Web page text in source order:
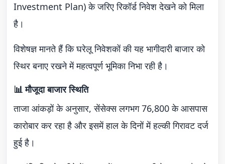
Investment Plan) के जरिए रिकॉर्ड निवेश देखने को मिला
है।
विशेषज्ञ मानते हैं कि घरेलू निवेशकों की यह भागीदारी बाजार को
स्थिर बनाए रखने में महत्वपूर्ण भूमिका निभा रही है।
📊 मौजूदा बाजार स्थिति
ताजा आंकड़ों के अनुसार, सेंसेक्स लगभग 76,800 के आसपास
कारोबार कर रहा है और इसमें हाल के दिनों में हल्की गिरावट दर्ज
हुई है।